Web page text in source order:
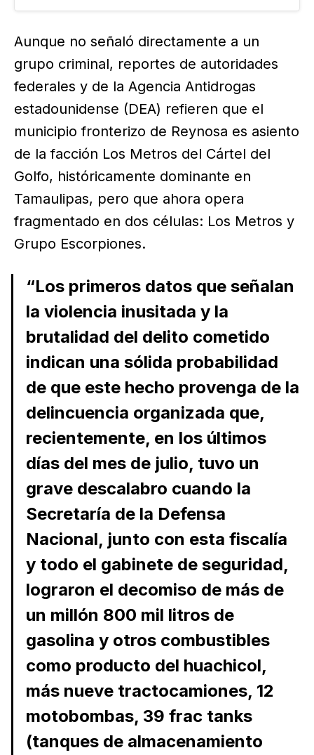
Aunque no señaló directamente a un
grupo criminal, reportes de autoridades
federales y de la Agencia Antidrogas
estadounidense (DEA) refieren que el
municipio fronterizo de Reynosa es asiento
de la facción Los Metros del Cártel del
Golfo, históricamente dominante en
Tamaulipas, pero que ahora opera
fragmentado en dos células: Los Metros y
Grupo Escorpiones.
“Los primeros datos que señalan
la violencia inusitada y la
brutalidad del delito cometido
indican una sólida probabilidad
de que este hecho provenga de la
delincuencia organizada que,
recientemente, en los últimos
días del mes de julio, tuvo un
grave descalabro cuando la
Secretaría de la Defensa
Nacional, junto con esta fiscalía
y todo el gabinete de seguridad,
lograron el decomiso de más de
un millón 800 mil litros de
gasolina y otros combustibles
como producto del huachicol,
más nueve tractocamiones, 12
motobombas, 39 frac tanks
(tanques de almacenamiento